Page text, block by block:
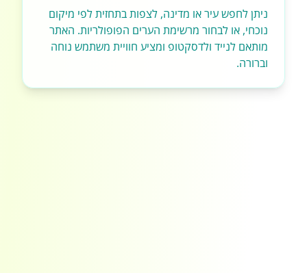
ניתן לחפש עיר או מדינה, לצפות בתחזית לפי מיקום
נוכחי, או לבחור מרשימת הערים הפופולריות. האתר
מותאם לנייד ולדסקטופ ומציע חוויית משתמש נוחה
וברורה.